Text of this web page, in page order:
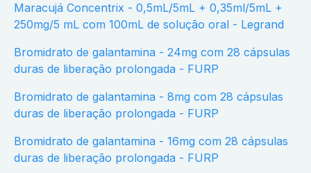
Maracujá Concentrix - 0,5mL/5mL + 0,35ml/5mL +
250mg/5 mL com 100mL de solução oral - Legrand
Bromidrato de galantamina - 24mg com 28 cápsulas
duras de liberação prolongada - FURP
Bromidrato de galantamina - 8mg com 28 cápsulas
duras de liberação prolongada - FURP
Bromidrato de galantamina - 16mg com 28 cápsulas
duras de liberação prolongada - FURP